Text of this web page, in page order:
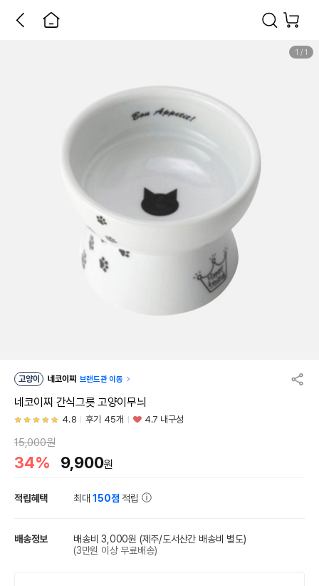
1 / 1
고양이 네코이찌 브랜드관 이동
네코이찌 간식그릇 고양이무늬
4.8 후기 45개 4.7 내구성
15,000원
34% 9,900원
적립혜택 최대150점 적립
배송정보 배송비 3,000원 (제주/도서산간 배송비 별도)
(3만원 이상 무료배송)